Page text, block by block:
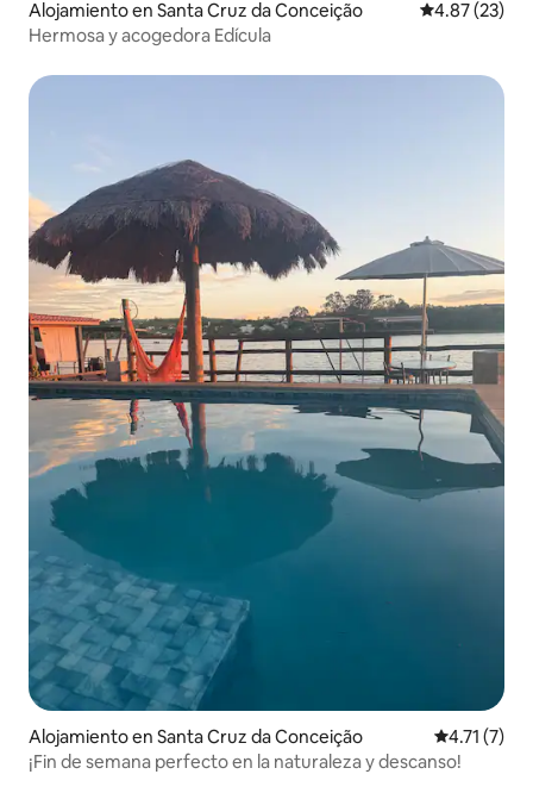
Alojamiento en Santa Cruz da Conceição Calificación
4.87 (23)
Hermosa y acogedora Edícula
Alojamiento en Santa Cruz da Conceição Calificación
4.71 (7)
¡Fin de semana perfecto en la naturaleza y descanso!